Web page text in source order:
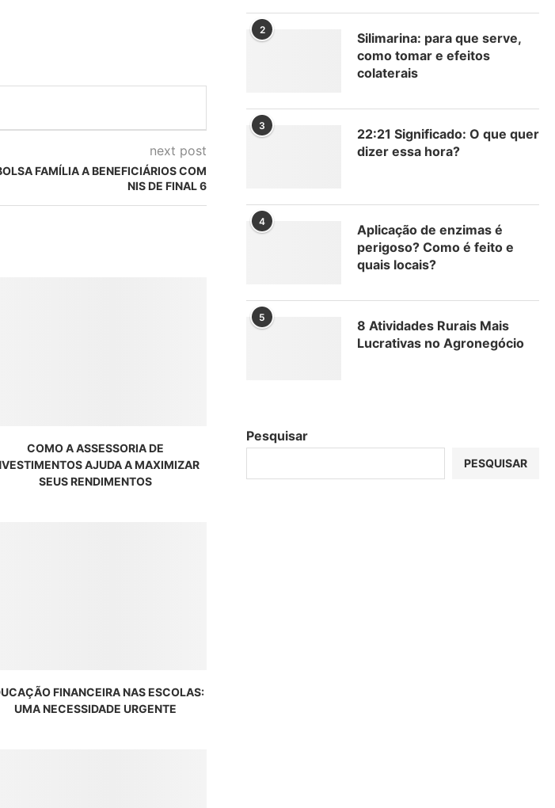
next post
FAMÍLIA A BENEFICIÁRIOS COM
NIS DE FINAL 6
COMO A ASSESSORIA DE
AJUDA A MAXIMIZAR
SEUS RENDIMENTOS
FINANCEIRA NAS ESCOLAS:
UMA NECESSIDADE URGENTE
2
Silimarina: para que serve,
como tomar e efeitos
colaterais
3
22:21 Significado: O que quer
dizer essa hora?
4
Aplicação de enzimas é
perigoso? Como é feito e
quais locais?
5
8 Atividades Rurais Mais
Lucrativas no Agronegócio
Pesquisar
PESQUISAR